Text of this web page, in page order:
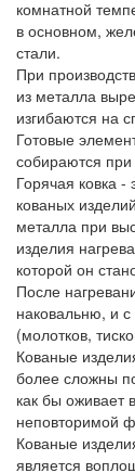
комнатной
в основном,
стали.
При
из металла
изгибаются на
Готовые
собираются
Горячая ковка -
кованых
металла при
изделия
которой он
После
наковальню, и
(молотков,
Кованые
более сложны
как бы оживает
неповторимой
Кованые
является